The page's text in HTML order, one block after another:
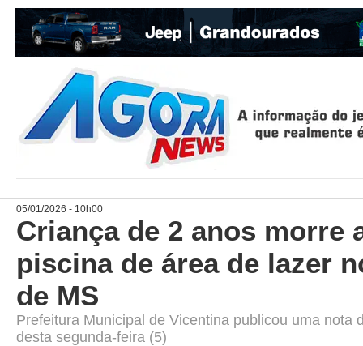
05/01/2026 - 10h00
Criança de 2 anos morre
piscina de área de lazer
de MS
Prefeitura Municipal de Vicentina publicou uma nota
desta segunda-feira (5)